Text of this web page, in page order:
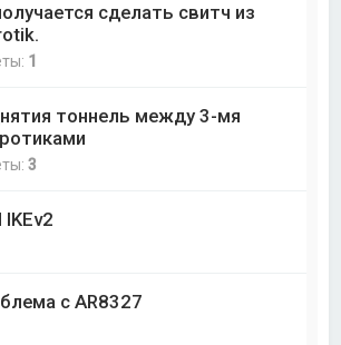
сделать свитч из
1
тоннель между 3-мя
3
IKEv2
с AR8327